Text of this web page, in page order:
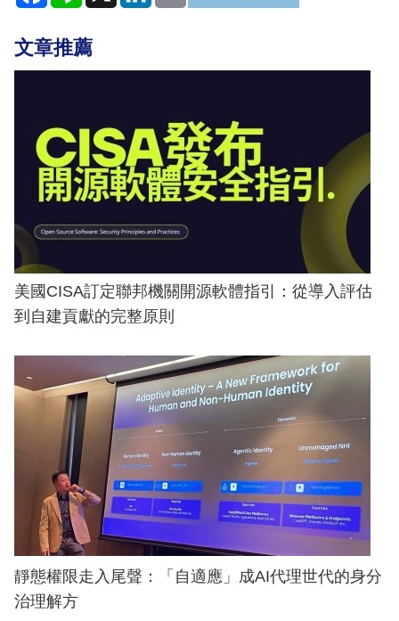
文章推薦
美國CISA訂定聯邦機關開源軟體指引：從導入評估
到自建貢獻的完整原則
靜態權限走入尾聲：「自適應」成AI代理世代的身分
治理解方